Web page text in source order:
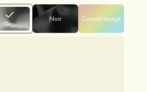
Gris
Noir Comme Image